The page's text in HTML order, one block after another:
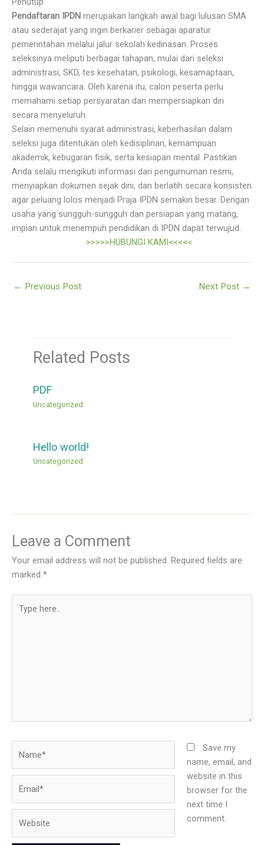
Pendaftaran IPDN merupakan langkah awal bagi lulusan SMA
atau sederajat yang ingin berkarier sebagai aparatur
pemerintahan melalui jalur sekolah kedinasan. Proses
seleksinya meliputi berbagai tahapan, mulai dari seleksi
administrasi, SKD, tes kesehatan, psikologi, kesamaptaan,
hingga wawancara. Oleh karena itu, calon peserta perlu
memahami setiap persyaratan dan mempersiapkan diri
secara menyeluruh.
Selain memenuhi syarat administrasi, keberhasilan dalam
seleksi juga ditentukan oleh kedisiplinan, kemampuan
akademik, kebugaran fisik, serta kesiapan mental. Pastikan
Anda selalu mengikuti informasi dari pengumuman resmi,
menyiapkan dokumen sejak dini, dan berlatih secara konsisten
agar peluang lolos menjadi Praja IPDN semakin besar. Dengan
usaha yang sungguh-sungguh dan persiapan yang matang,
impian untuk menempuh pendidikan di IPDN dapat terwujud.
>>>>>HUBUNGI KAMI<<<<<
← Previous Post Next Post →
Related Posts
PDF
Uncategorized
Hello world!
Uncategorized
Leave a Comment
Your email address will not be published. Required fields are
marked *
here..
Save my
name, email, and
website in this
browser for the
next time I
comment.